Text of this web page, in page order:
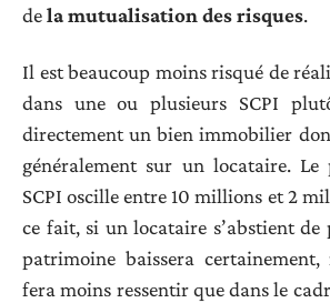
dela mutualisation des risques.
Il est beaucoup moins risqué de
dans une ou plusieurs SCPI
directement un bien immobilier
généralement sur un locataire.
SCPI oscille entre 10 millions et 2
ce fait, si un locataire s’abstient
patrimoine baissera certainement,
fera moins ressentir que dans le